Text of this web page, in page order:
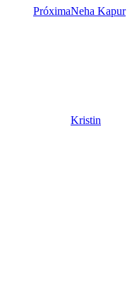
PróximaNeha Kapur
Kristin